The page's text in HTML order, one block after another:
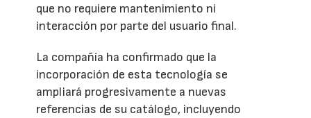
que no requiere mantenimiento ni
interacción por parte del usuario final.
La compañía ha confirmado que la
incorporación de esta tecnología se
ampliará progresivamente a nuevas
referencias de su catálogo, incluyendo